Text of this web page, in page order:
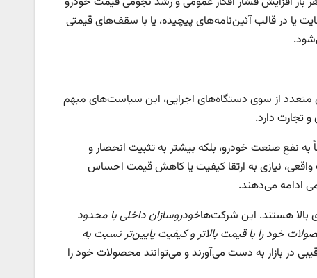
یا در قالب آئین‌نامه‌های پیچیده، یا با سقف‌های قیمتی
متعدد از سوی دستگاه‌های اجرایی، این سیاست‌های مبهم
تجارت دارد.
نفع صنعت خودرو، بلکه بیشتر به تثبیت انحصار و
نیازی به ارتقا کیفیت یا کاهش قیمت احساس
ادامه می‌دهند.
بالا هستند. این شرکت‌هاخودروسازان داخلی با محدود
خود را با قیمت بالاتر و کیفیت پایین‌تر نسبت به
در بازار به دست می‌آورند و می‌توانند محصولات خود را